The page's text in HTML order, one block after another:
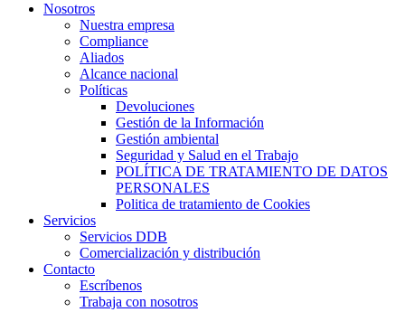
Nosotros
Nuestra empresa
Compliance
Aliados
Alcance nacional
Políticas
Devoluciones
Gestión de la Información
Gestión ambiental
Seguridad y Salud en el Trabajo
POLÍTICA DE TRATAMIENTO DE DATOS
PERSONALES
Politica de tratamiento de Cookies
Servicios
Servicios DDB
Comercialización y distribución
Contacto
Escríbenos
Trabaja con nosotros